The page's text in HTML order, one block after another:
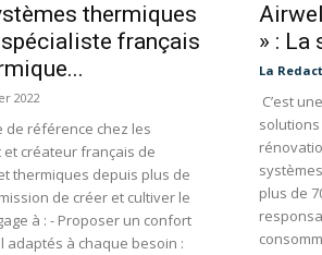
thermiques
français
2022
de référence chez les
créateur français de
thermiques depuis plus de
de créer et cultiver le
à : - Proposer un confort
adaptés à chaque besoin :
» : La
La
C’est
plus de